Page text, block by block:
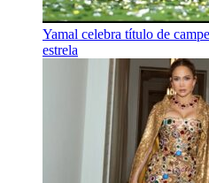
Yamal celebra título de
estrela